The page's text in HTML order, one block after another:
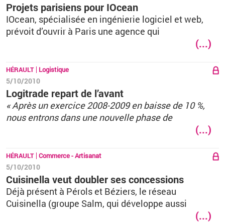
Projets parisiens pour IOcean
IOcean, spécialisée en ingénierie logiciel et web,
prévoit d’ouvrir à Paris une agence qui
(...)
HÉRAULT Logistique
5/10/2010
Logitrade repart de l’avant
« Après un exercice 2008-2009 en baisse de 10 %,
nous entrons dans une nouvelle phase de
(...)
HÉRAULT Commerce - Artisanat
5/10/2010
Cuisinella veut doubler ses concessions
Déjà présent à Pérols et Béziers, le réseau
Cuisinella (groupe Salm, qui développe aussi
(...)